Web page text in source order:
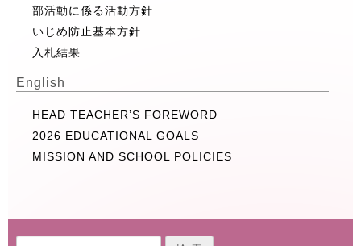
部活動に係る活動方針
いじめ防止基本方針
入札結果
English
HEAD TEACHER’S FOREWORD
2026 EDUCATIONAL GOALS
MISSION AND SCHOOL POLICIES